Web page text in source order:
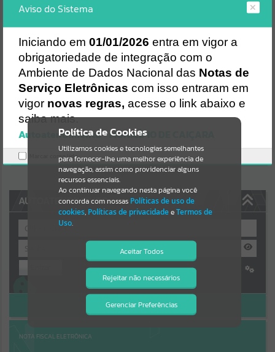
Resultados para""
Portais
Por favor, aguarde...
NOTÍCIAS
Por favor, aguarde...
Por favor, aguarde...
AUTOATENDIMENTO
Cadastre-se|Recuperar Senha
ACESSAR SEM LOGIN
NOTA FISCAL ELETRÔNICA
Política de Cookies
Utilizamos cookies e tecnologias semelhantes
para fornecer-lhe uma melhor experiência de
navegação, assim como providenciar alguns
recursos essenciais.
Ao continuar navegando nesta página você
concorda com nossas Políticas de uso de
cookies, Políticas de privacidadeeTermos de
Uso.
Aceitar Todos
Rejeitar não necessários
Gerenciar Preferências
Isto significa que diversos recursos
providenciados poderão não estar
Aviso do Sistema
Iniciando em 01/01/2026 entra em vigor a
obrigatoriedade de integração com o
Ambiente de Dados Nacional das Notas de
Serviço Eletrônicas com isso entraram em
vigor novas regras, acesse o link abaixo e
saiba mais.
Autoatendimento - MUNICÍPIO DE CAIÇARA
Marcar como lido.
Erro
Gerenciamento do Sistema
CÓDIGO DA MENSAGEM:
Ocorreu um erro de script:
Uncaught SyntaxError: Unexpected token '('
https://caicara.atende.net/cidadao/pagina/static/bundle/wpo_index
_2_base_l2_portal_editores_sync_8e0467b083a5c31b5604002c973
72540.js?v=299ee590:47
Verificar Mais Detalhes